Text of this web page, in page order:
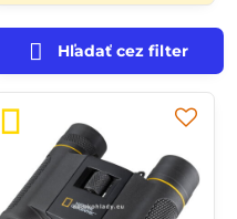
Hľadať cez filter